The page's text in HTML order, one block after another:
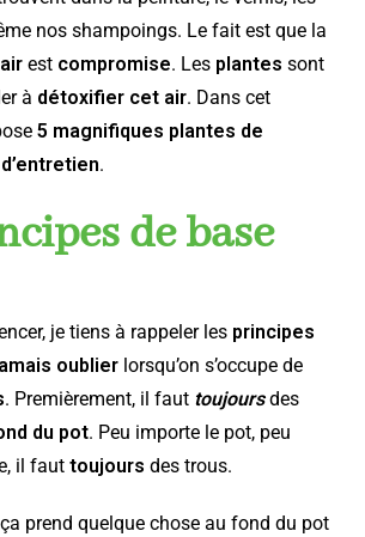
nos shampoings. Le fait est que la
airest compromise. Les plantes sont
à détoxifier cet air. Dans cet
5 magnifiques plantes de
.
de base
je tiens à rappeler les principes
oublierlorsqu’on s’occupe de
. Premièrement, il faut toujours des
du pot. Peu importe le pot, peu
il faut toujours des trous.
prend quelque chose au fond du pot